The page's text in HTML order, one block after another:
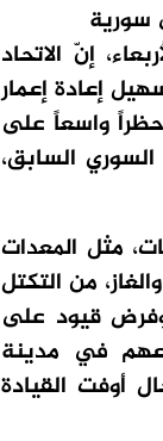
سورية
إنّ الاتحاد
إعادة إعمار
حظراً واسعاً على
السابق،
مثل المعدات
من التكتل
وفرض قيود على
في مدينة
أوفت القيادة